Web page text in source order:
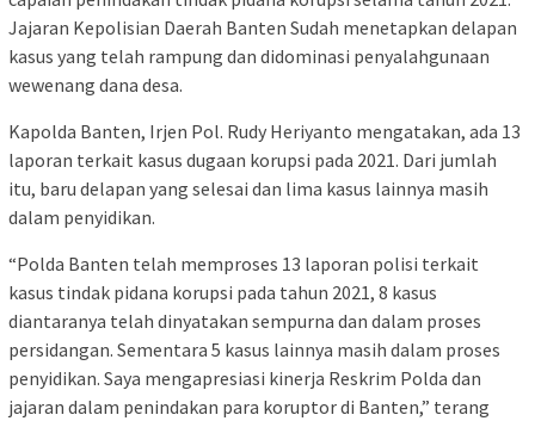
Jajaran Kepolisian Daerah Banten Sudah menetapkan delapan
kasus yang telah rampung dan didominasi penyalahgunaan
wewenang dana desa.
Kapolda Banten, Irjen Pol. Rudy Heriyanto mengatakan, ada 13
laporan terkait kasus dugaan korupsi pada 2021. Dari jumlah
itu, baru delapan yang selesai dan lima kasus lainnya masih
dalam penyidikan.
“Polda Banten telah memproses 13 laporan polisi terkait
kasus tindak pidana korupsi pada tahun 2021, 8 kasus
diantaranya telah dinyatakan sempurna dan dalam proses
persidangan. Sementara 5 kasus lainnya masih dalam proses
penyidikan. Saya mengapresiasi kinerja Reskrim Polda dan
jajaran dalam penindakan para koruptor di Banten,” terang